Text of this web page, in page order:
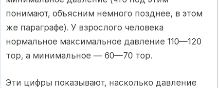
понимают, объясним немного позднее, в этом
же параграфе). У взрослого человека
нормальное максимальное давление 110—120
тор, а минимальное — 60—70 тор.
Эти цифры показывают, насколько давление